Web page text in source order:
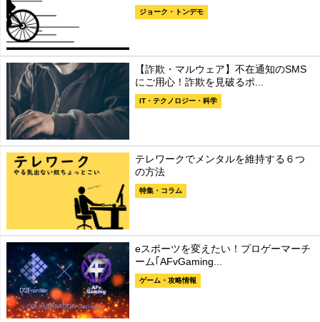
ジョーク・トンデモ
【詐欺・マルウェア】不在通知のSMS
にご用心！詐欺を見破るポ...
IT・テクノロジー・科学
テレワークでメンタルを維持する６つ
の方法
特集・コラム
eスポーツを変えたい！プロゲーマーチ
ーム｢AFvGaming...
ゲーム・攻略情報